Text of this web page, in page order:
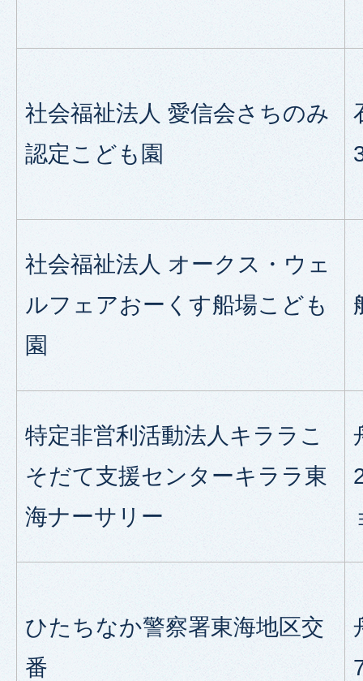
社会福祉法人 愛信会さちのみ
認定こども園
社会福祉法人 オークス・ウェ
ルフェアおーくす船場こども
園
特定非営利活動法人キララこ
そだて支援センターキララ東
海ナーサリー
ひたちなか警察署東海地区交
番